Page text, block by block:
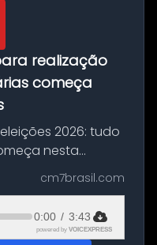
realização
começa
2026: tudo
nesta
agosto o prazo
e federações
cm7brasil.com
0:00 / 3:43
powered by VOICEXPRESS